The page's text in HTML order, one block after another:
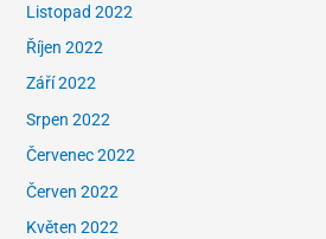
Listopad 2022
Říjen 2022
Září 2022
Srpen 2022
Červenec 2022
Červen 2022
Květen 2022